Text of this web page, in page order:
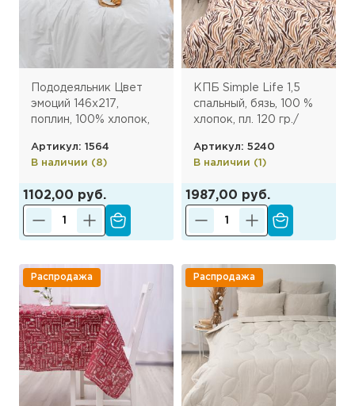
Пододеяльник Цвет
эмоций 146х217,
поплин, 100% хлопок,
Артикул: 1564
В наличии (8)
1102,00 руб.
КПБ Simple Life 1,5
спальный, бязь, 100 %
хлопок, пл. 120 гр./
Артикул: 5240
В наличии (1)
1987,00 руб.
Распродажа Распродажа